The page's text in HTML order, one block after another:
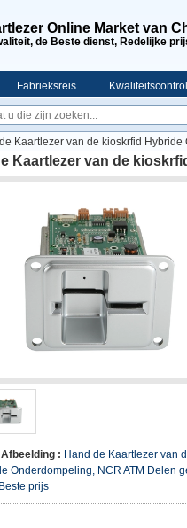
Online Market van
de Beste dienst, Redelijke
Fabrieksreis
Kaartlezer van de kioskrfid
Kaartlezer van de
: Hand de Kaartlezer van
Onderdompeling, NCR ATM Delen
Beste prijs